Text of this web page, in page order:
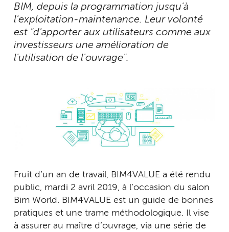
BIM, depuis la programmation jusqu'à
l'exploitation-maintenance. Leur volonté
est "d'apporter aux utilisateurs comme aux
investisseurs une amélioration de
l'utilisation de l'ouvrage".
Fruit d’un an de travail, BIM4VALUE a été rendu
public, mardi 2 avril 2019, à l’occasion du salon
Bim World. BIM4VALUE est un guide de bonnes
pratiques et une trame méthodologique. Il vise
à assurer au maître d’ouvrage, via une série de